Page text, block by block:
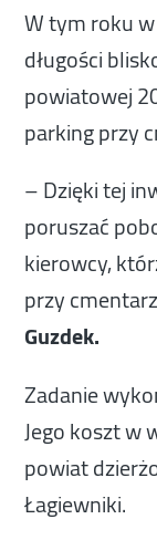
W tym roku
długości
powiatowej
parking przy
– Dzięki tej
poruszać
kierowcy,
przy
Guzdek.
Zadanie
Jego koszt w
powiat
Łagiewniki.